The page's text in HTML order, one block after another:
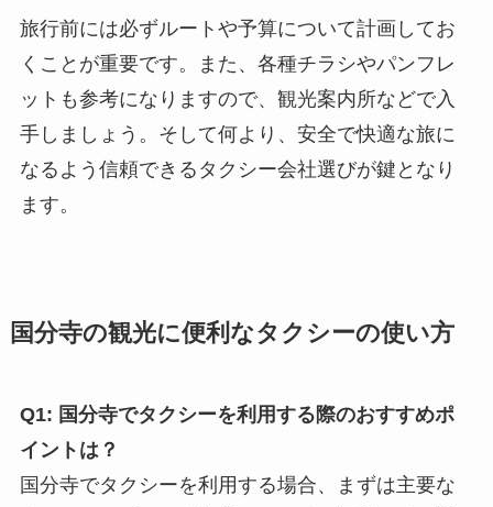
旅行前には必ずルートや予算について計画してお
くことが重要です。また、各種チラシやパンフレ
ットも参考になりますので、観光案内所などで入
手しましょう。そして何より、安全で快適な旅に
なるよう信頼できるタクシー会社選びが鍵となり
ます。
国分寺の観光に便利なタクシーの使い方
Q1: 国分寺でタクシーを利用する際のおすすめポ
イントは？
国分寺でタクシーを利用する場合、まずは主要な